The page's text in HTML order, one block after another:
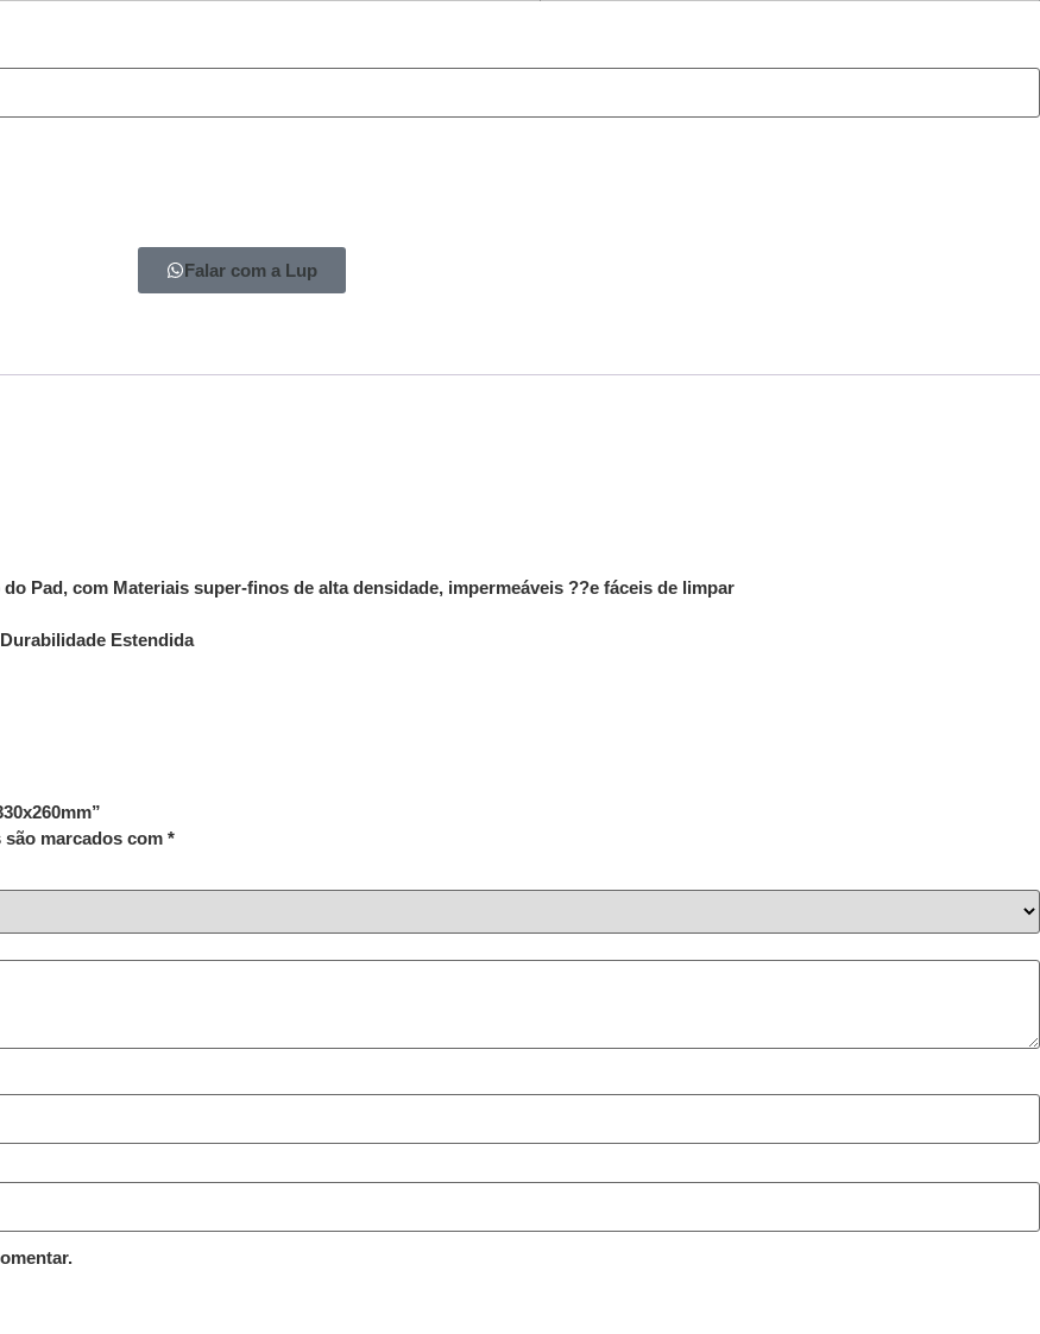
Falar com a Lup
Pad, com Materiais super-finos de alta densidade, impermeáveis ??e fáceis de limpar
Estendida
marcados com *